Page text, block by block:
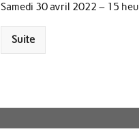
Samedi 30 avril 2022 – 15
Suite